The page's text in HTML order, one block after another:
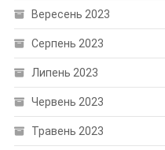
Вересень 2023
Серпень 2023
Липень 2023
Червень 2023
Травень 2023